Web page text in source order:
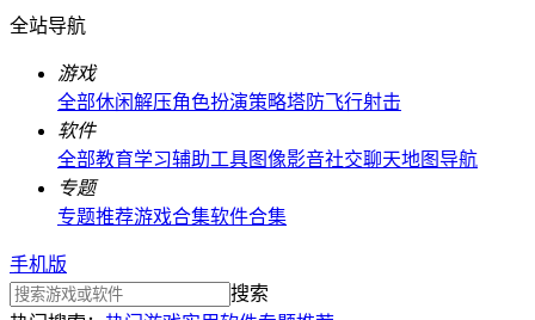
全站导航
游戏
全部休闲解压角色扮演策略塔防飞行射击
软件
全部教育学习辅助工具图像影音社交聊天地图导航
专题
专题推荐游戏合集软件合集
手机版
搜索